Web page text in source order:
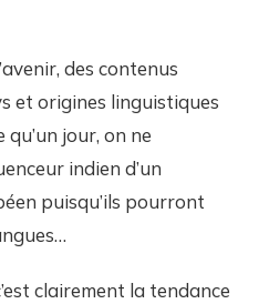
des contenus
et origines linguistiques
jour, on ne
indien d’un
puisqu’ils pourront
clairement la tendance